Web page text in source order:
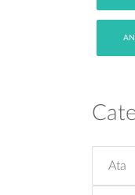
Ata